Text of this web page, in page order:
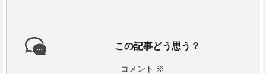
この記事どう思う？
コメント ※